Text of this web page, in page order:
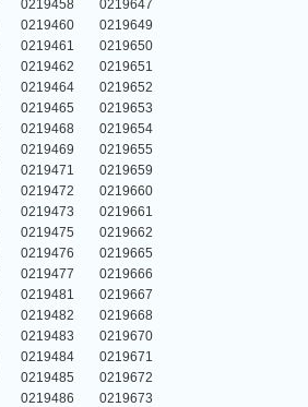
0219458
0219647
0219460
0219649
0219461
0219650
0219462
0219651
0219464
0219652
0219465
0219653
0219468
0219654
0219469
0219655
0219471
0219659
0219472
0219660
0219473
0219661
0219475
0219662
0219476
0219665
0219477
0219666
0219481
0219667
0219482
0219668
0219483
0219670
0219484
0219671
0219485
0219672
0219486
0219673